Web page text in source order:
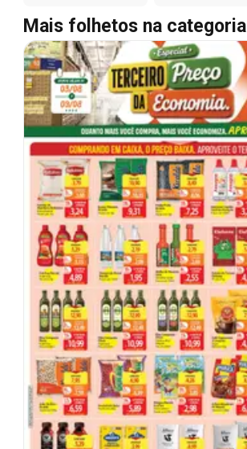
Mais folhetos na categoria